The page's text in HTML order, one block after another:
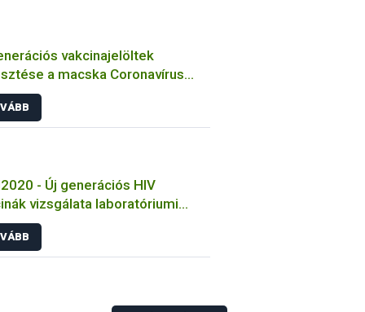
vakcinajelöltek
a macska Coronavírus
ellen
- Új generációs HIV
vizsgálata laboratóriumi